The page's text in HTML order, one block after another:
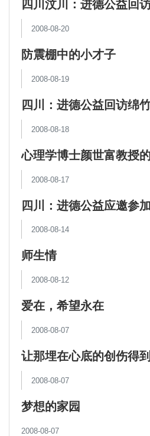
四川汶川：进德公益回
帐篷使用情况
2008-08-20
防震棚中的小才子
2008-08-19
四川：进德公益回访绵
地活动板房
2008-08-18
心理学博士颜世富教授
德心理辅导志愿者
2008-08-17
四川：进德公益应邀参
谈会
2008-08-14
师生情
2008-08-12
爱在，希望永在
2008-08-07
让那埋在心底的创伤得
2008-08-07
梦想的家园
2008-08-07